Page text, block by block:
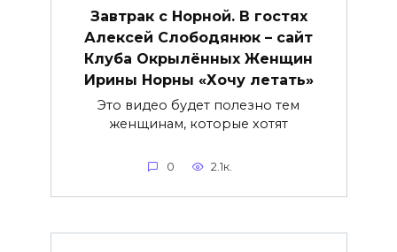
Завтрак с Норной. В гостях
Алексей Слободянюк – сайт
Клуба Окрылённых Женщин
Ирины Норны «Хочу летать»
Это видео будет полезно тем
женщинам, которые хотят
0 2.1к.